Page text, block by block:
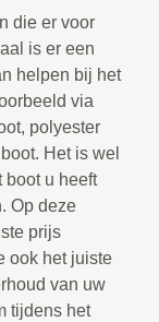
die er voor
is er een
helpen bij het
via
polyester
Het is wel
boot u heeft
Op deze
prijs
ook het juiste
van uw
tijdens het